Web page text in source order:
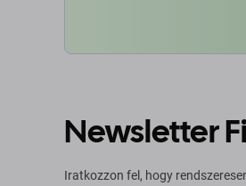
Newsletter
Iratkozzon fel, hogy